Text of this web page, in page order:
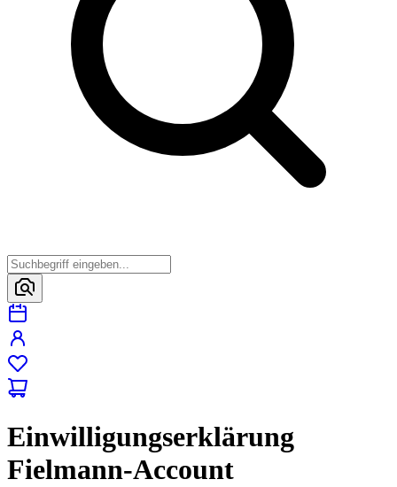
Einwilligungserklärung
Fielmann-Account